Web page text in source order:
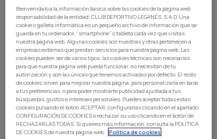
VIDEOS
MATCH POSTERS
MAGAZINE
Bienvenida/o a la información básica sobre las cookies de la página web
responsabilidad de la entidad: CLUB DEPORTIVO LEGANÉS, S.A.D. Una
cookie o galleta informática es un pequeño archivo de información que se
guarda en tu ordenador, “smartphone” o tableta cada vez que visitas
nuestra página web. Algunas cookies son nuestras y otras pertenecen a
empresas externas que prestan servicios para nuestra página web. Las
cookies pueden ser de varios tipos: las cookies técnicas son necesarias
para que nuestra página web pueda funcionar, no necesitan de tu
autorización y son las únicas que tenemos activadas por defecto. El resto
de cookies sirven para mejorar nuestra página, para personalizarla en base
a tus preferencias, o para poder mostrarte publicidad ajustada a tus
búsquedas, gustos e intereses personales. Puedes aceptar todas estas
cookies pulsando el botón ACEPTAR, configurarlas clicando en el apartado
CONFIGURACIÓN DE COOKIES o rechazar su uso clicando en el botón de
RECHAZARLAS TODAS. Si quieres más información, consulta la POLÍTICA
DE COOKIES de nuestra página web.
Politica de cookies